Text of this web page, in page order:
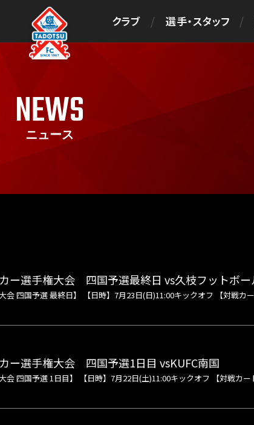
クラブ 選手・スタッフ
NEWS
ニュース
ー選手権大会 四国予選最終日 vs久枝フットボ
会 四国予選 最終日】 【日時】7月23日(日)11:00キックオフ 【対戦カ
ー選手権大会 四国予選1日目 vsKUFC南国
会 四国予選 1日目】 【日時】7月22日(土)11:00キックオフ 【対戦カ